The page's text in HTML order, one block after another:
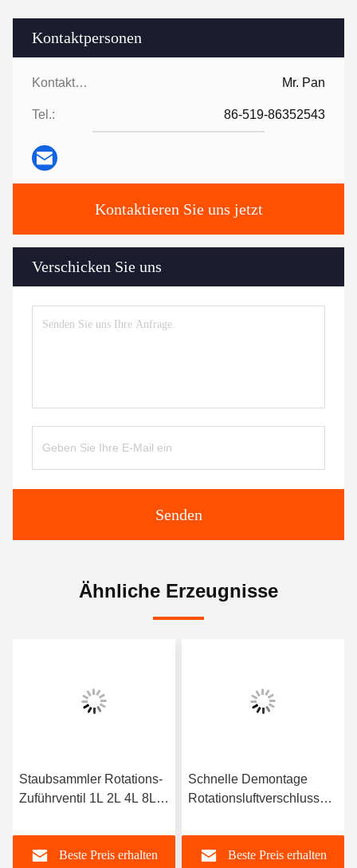
Kontaktpersonen
Kontaktpersonen: Mr. Pan
Tel.: 86-519-86352543
Kontaktieren Sie uns jetzt
Verschicken Sie uns
Senden
Ähnliche Erzeugnisse
Staubsammler Rotations-
Zuführventil 1L 2L 4L 8L
Beste Preis erhalten
Schnelle Demontage
Rotationsluftverschluss
Kohlenstoffstahl
Beste Preis erhalten